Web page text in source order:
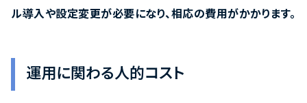
ル導入や設定変更が必要になり、相応の費用がかかります。
運用に関わる人的コスト